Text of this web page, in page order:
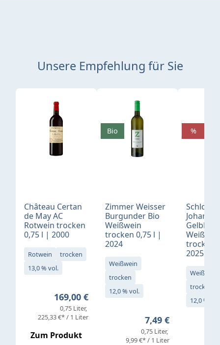
Unsere Empfehlung für Sie
Produktgalerie überspringen
Château Certan
de May AC
Rotwein trocken
0,75 l | 2000
Rotwein
trocken
13,0 % vol.
Regulärer Preis:
169,00 €
0,75 Liter
225,33 €* / 1 Liter
Zum Produkt
Zimmer Weisser
Burgunder Bio
Weißwein
trocken 0,75 l |
2024
Weißwein
trocken
12,0 % vol.
Regulärer Preis:
7,49 €
0,75 Liter
9,99 €* / 1 Liter
Bio
Schloß
Gelblack
trocken
2025
Weißwein
trocken
12,0 % vol.
%